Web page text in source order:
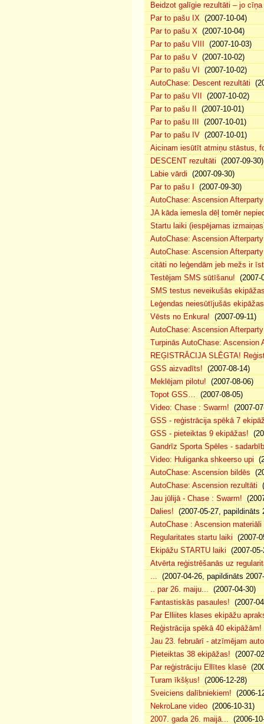
Beidzot galīgie rezultāti – jo
Par to pašu IX (2007-10-04)
Par to pašu X (2007-10-04)
Par to pašu VIII
(2007-10-03)
Par to pašu V (2007-10-02)
Par to pašu VI
(2007-10-02)
AutoChase: Descent rezultāti
Par to pašu VII
(2007-10-02)
Par to pašu II
(2007-10-01)
Par to pašu III
(2007-10-01)
Par to pašu IV (2007-10-01)
Aicinam iesūtīt atmiņu stāstus,
DESCENT rezultāti (2007-09-30)
Labie vārdi (2007-09-30)
Par to pašu I
(2007-09-30)
AutoChase: Ascension
JA kāda iemesla dēļ tomēr
Startu laiki (iespējamas
AutoChase: Ascension
AutoChase: Ascension
citāti no leģendām jeb mežs ir
Testējam SMS sūtīšanu! (2007-
SMS testus neveikušās
Leģendas neiesūtījušās ekipāžas
Vēsts no Enkura! (2007-09-11)
AutoChase: Ascension
Turpinās AutoChase: Ascension
REĢISTRĀCIJA SLĒGTA!
GSS aizvadīts! (2007-08-14)
Meklējam pilotu! (2007-08-06)
Topot GSS… (2007-08-05)
Video: Chase : Swarm! (2007-
GSS - reģistrācija spēkā 7
GSS - pieteiktas 9 ekipāžas!
Gandrīz Sporta Spēles -
Video: Huliganka shkeerso upi
AutoChase: Ascension bildēs
AutoChase: Ascension rezultāti
Jau jūlijā - Chase : Swarm!
Dalies! (2007-05-27, papildināts
AutoChase : Ascension materiāli
Regularitates startu laiki (2007-
Ekipāžu STARTU laiki (2007-
Atvērta reģistrēšanās uz
... (2007-04-26, papildināts
.. par 26. maiju... (2007-04-30)
Fantastiskās pasaules! (2007-
Par Elliites klases ekipāžu
Reģistrācija spēkā 40 ekipāžām!
Jau 23. februārī - atzīmējam
Pieteiktas 38 ekipāžas! (2007-
Par reģistrāciju Ellītes klasē
Turam īkšķus! (2006-12-28)
Sveiciens dalībniekiem! (2006-
NekroLane video (2006-10-31)
2007. gada 26. maijā... (2006-